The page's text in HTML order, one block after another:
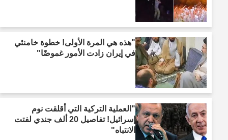
"هذه هي المرة الأولى! خطوة خامنئي
في إيران زادت الأمور غموضًا"
"العملية التركية التي أقلقت نوم
إسرائيل! تفاصيل 20 ألف جندي لفتت
الانتباه"